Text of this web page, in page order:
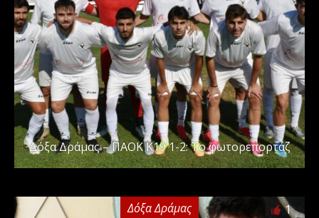
Δόξα Δράμας – ΠΑΟΚ Κ19 1-2: Το φωτορεπορτάζ
Δόξα Δράμας 1